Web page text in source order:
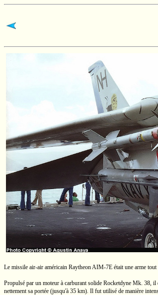
Le missile air-air américain RaytheonAIM-7E était une arme tout
Propulsé par un moteur à carburant solide Rocketdyne Mk. 38, il
nettement sa portée (jusqu'à 35 km). Il fut utilisé de manière